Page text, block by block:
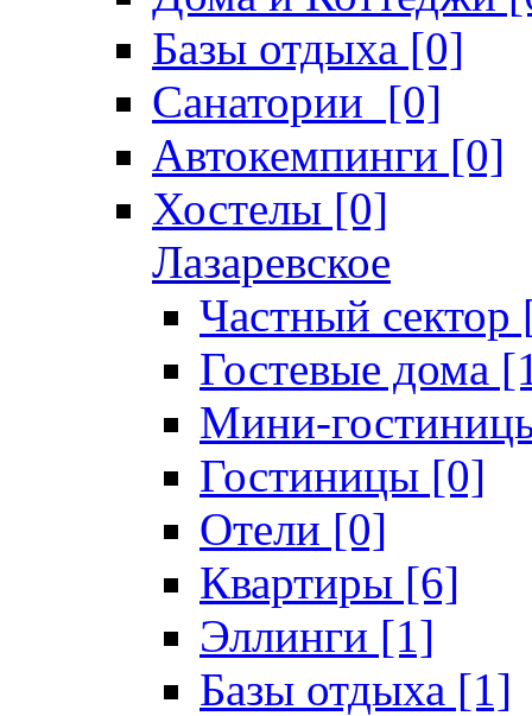
Базы отдыха [0]
Санатории [0]
Автокемпинги [0]
Хостелы [0]
Лазаревское
Частный сектор
Гостевые дома
Мини-
Гостиницы [0]
Отели [0]
Квартиры [6]
Эллинги [1]
Базы отдыха [1]